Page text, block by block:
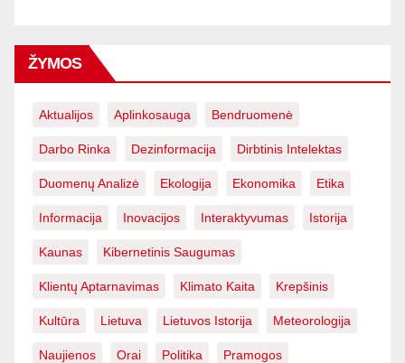
ŽYMOS
Aktualijos Aplinkosauga Bendruomenė
Darbo Rinka Dezinformacija Dirbtinis Intelektas
Duomenų Analizė Ekologija Ekonomika Etika
Informacija Inovacijos Interaktyvumas Istorija
Kaunas Kibernetinis Saugumas
Klientų Aptarnavimas Klimato Kaita Krepšinis
Kultūra Lietuva Lietuvos Istorija Meteorologija
Naujienos Orai Politika Pramogos